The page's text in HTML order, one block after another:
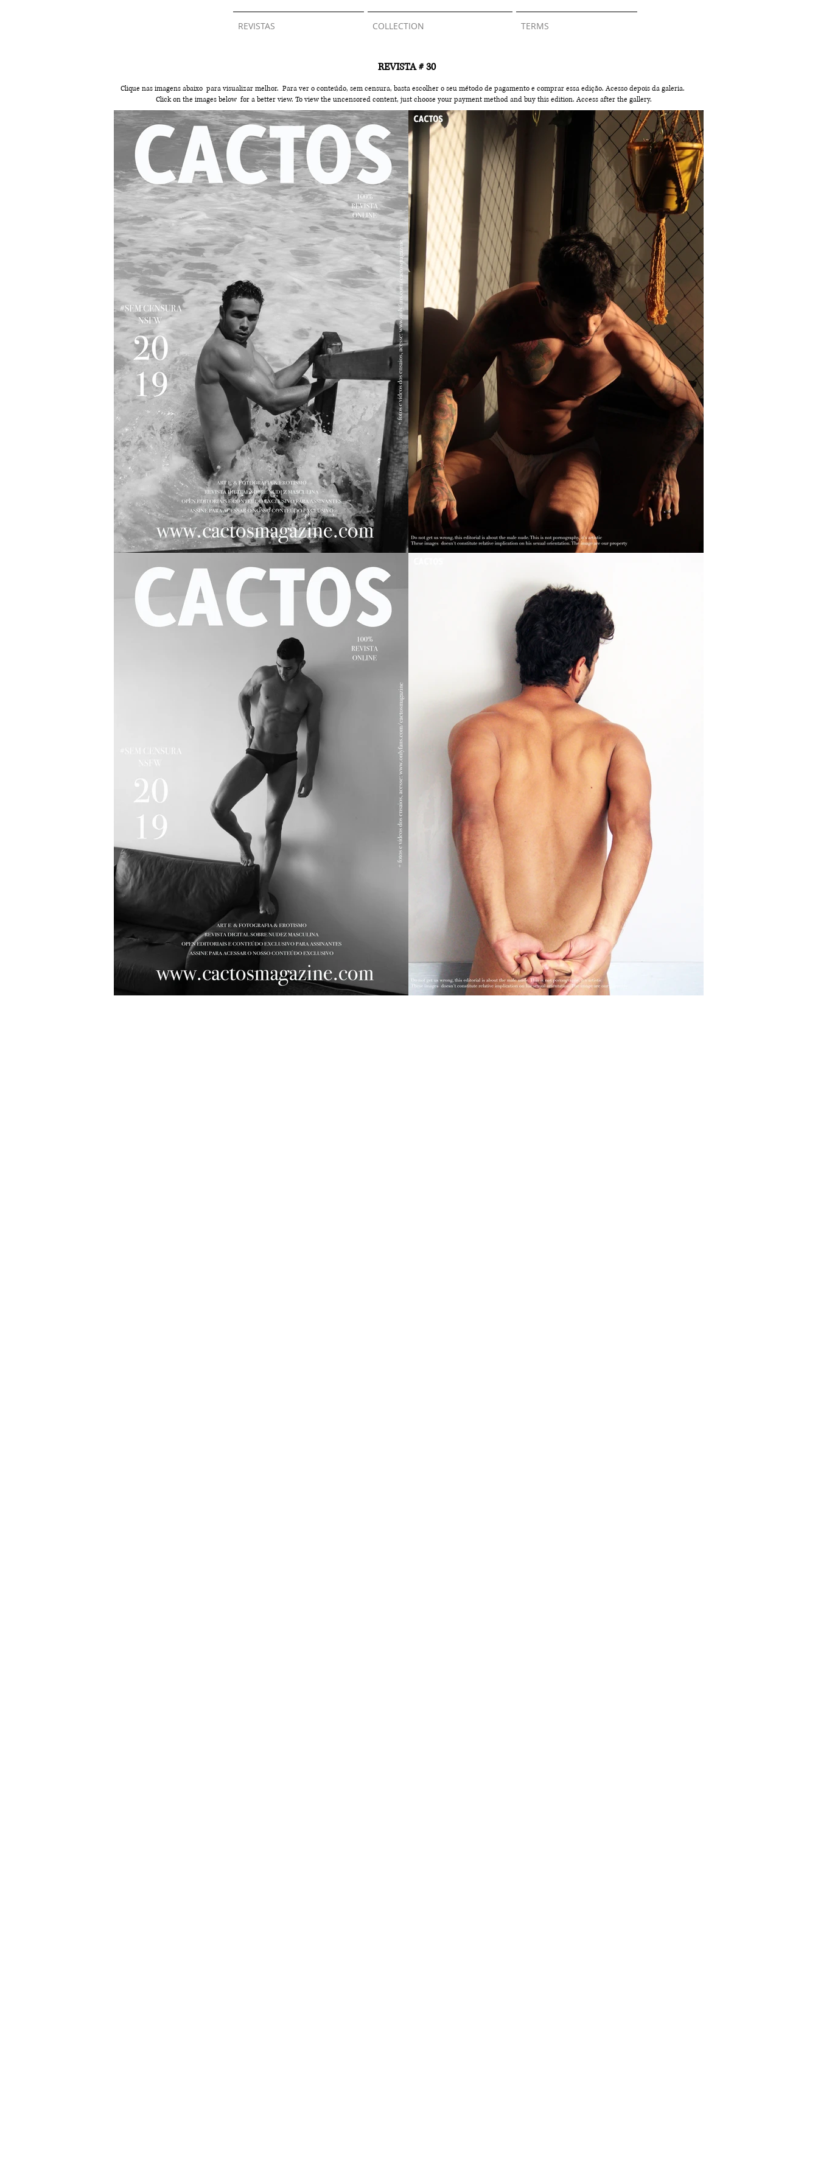
REVISTA # 30
Clique nas imagens abaixo para visualizar melhor. Para ver o conteúdo, sem censura, basta escolher o seu método de pagamento e comprar essa edição. Acesso depois da galeria.
Click on the images below for a better view. To view the uncensored content, just choose your payment method and buy this edition. Access after the gallery.
REVISTAS COLLECTION TERMS